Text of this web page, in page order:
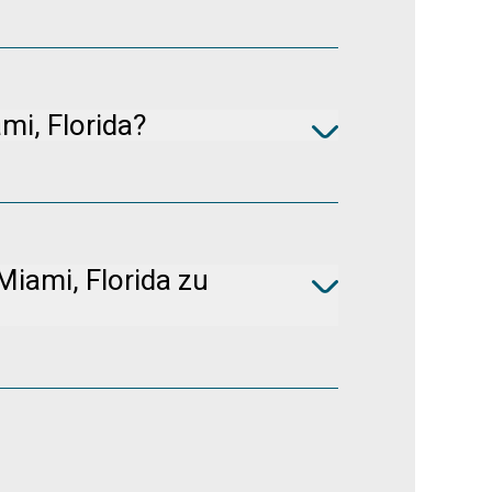
wir Optionen mit 7 Sitzplätzen an.
Florida?
Florida zu